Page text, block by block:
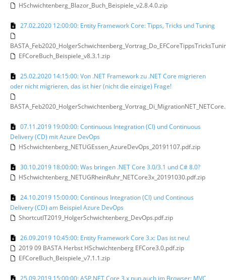
HSchwichtenberg_Blazor_Buch_Beispiele_v2.8.4.0.zip
27.02.2020 12:00:00: Entity Framework Core: Tipps, Tricks und Tuning
EFCoreBuch_Beispiele_v8.3.1.zip
25.02.2020 14:15:00: Von .NET Framework zu .NET Core migrieren
oder nicht migrieren, das ist hier (nicht die einzige) Frage!
07.11.2019 19:00:00: Continuous Integration (CI) und Continuous
Delivery (CD) mit Azure DevOps
HSchwichtenberg_NETUGEssen_AzureDevOps_20191107.pdf.zip
30.10.2019 18:00:00: Was bringen .NET Core 3.0/3.1 und C# 8.0?
HSchwichtenberg_NETUGRheinRuhr_NETCore3x_20191030.pdf.zip
24.10.2019 15:00:00: Continous Integration (CI) und Continous
Delivery (CD) am Beispiel Azure DevOps
ShortcutIT2019_HolgerSchwichtenberg_DevOps.pdf.zip
26.09.2019 10:45:00: Entity Framework Core 3.x: Das ist neu!
2019 09 BASTA Herbst HSchwichtenberg EFCore3.0.pdf.zip
EFCoreBuch_Beispiele_v7.1.1.zip
25.09.2019 15:00:00: ASP.NET Core 3.x nun auch im Browser: MVC